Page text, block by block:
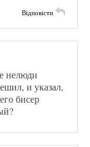
Відповісти
нелюди
и указал,
бисер